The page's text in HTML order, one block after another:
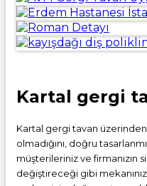
Kartal gergi
Kartal gergi tavan
olmadığını, doğru
müşterileriniz ve firmanızın
değiştireceği gibi